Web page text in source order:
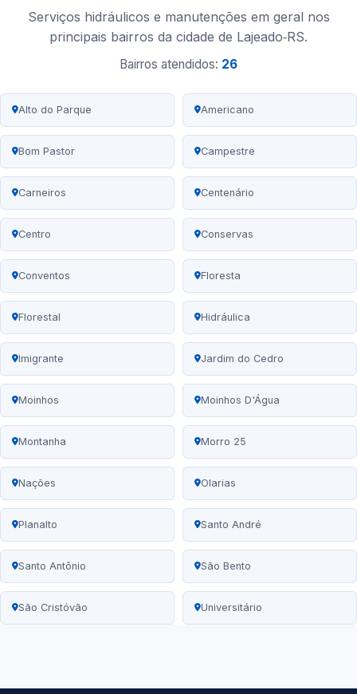
Serviços hidráulicos e manutenções em geral nos
principais bairros da cidade de Lajeado‑RS.
Bairros atendidos: 26
Alto do Parque Americano
Bom Pastor Campestre
Carneiros Centenário
Centro Conservas
Conventos Floresta
Florestal Hidráulica
Imigrante Jardim do Cedro
Moinhos Moinhos D'Água
Montanha Morro 25
Nações Olarias
Planalto Santo André
Santo Antônio São Bento
São Cristóvão Universitário